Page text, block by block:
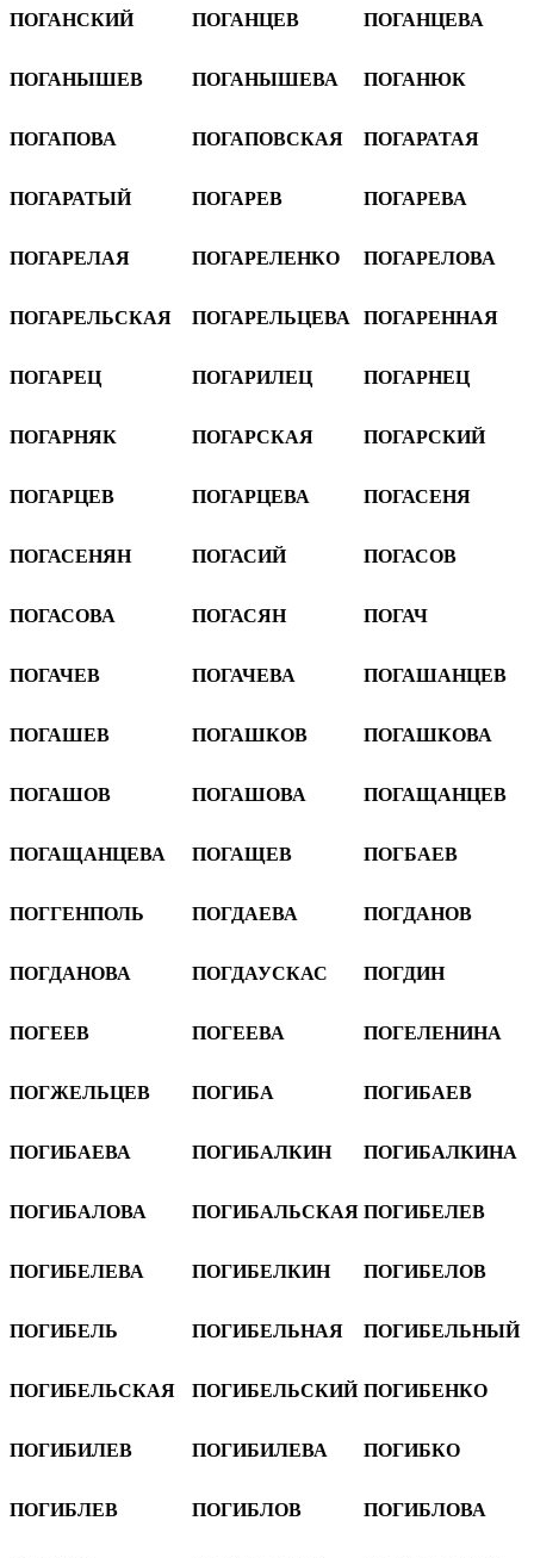
ПОГАНСКИЙ ПОГАНЦЕВ ПОГАНЦЕВА
ПОГАНЫШЕВ ПОГАНЫШЕВА ПОГАНЮК
ПОГАПОВА ПОГАПОВСКАЯ ПОГАРАТАЯ
ПОГАРАТЫЙ ПОГАРЕВ ПОГАРЕВА
ПОГАРЕЛАЯ ПОГАРЕЛЕНКО ПОГАРЕЛОВА
ПОГАРЕЛЬСКАЯ ПОГАРЕЛЬЦЕВА ПОГАРЕННАЯ
ПОГАРЕЦ ПОГАРИЛЕЦ ПОГАРНЕЦ
ПОГАРНЯК ПОГАРСКАЯ ПОГАРСКИЙ
ПОГАРЦЕВ ПОГАРЦЕВА ПОГАСЕНЯ
ПОГАСЕНЯН ПОГАСИЙ ПОГАСОВ
ПОГАСОВА ПОГАСЯН ПОГАЧ
ПОГАЧЕВ ПОГАЧЕВА ПОГАШАНЦЕВ
ПОГАШЕВ ПОГАШКОВ ПОГАШКОВА
ПОГАШОВ ПОГАШОВА ПОГАЩАНЦЕВ
ПОГАЩАНЦЕВА ПОГАЩЕВ ПОГБАЕВ
ПОГГЕНПОЛЬ ПОГДАЕВА ПОГДАНОВ
ПОГДАНОВА ПОГДАУСКАС ПОГДИН
ПОГЕЕВ ПОГЕЕВА ПОГЕЛЕНИНА
ПОГЖЕЛЬЦЕВ ПОГИБА ПОГИБАЕВ
ПОГИБАЕВА ПОГИБАЛКИН ПОГИБАЛКИНА
ПОГИБАЛОВА ПОГИБАЛЬСКАЯ ПОГИБЕЛЕВ
ПОГИБЕЛЕВА ПОГИБЕЛКИН ПОГИБЕЛОВ
ПОГИБЕЛЬ ПОГИБЕЛЬНАЯ ПОГИБЕЛЬНЫЙ
ПОГИБЕЛЬСКАЯ ПОГИБЕЛЬСКИЙ ПОГИБЕНКО
ПОГИБИЛЕВ ПОГИБИЛЕВА ПОГИБКО
ПОГИБЛЕВ ПОГИБЛОВ ПОГИБЛОВА